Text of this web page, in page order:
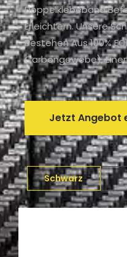
Doppelklebeband
Erleichtern. Unsere
Bestehen Aus 100%
Carbongewebe),
Jetzt Angebot
Schwarz